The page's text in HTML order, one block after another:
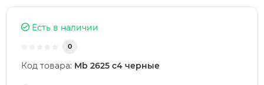
Есть в наличии
0
Код товара: Mb 2625 c4 черные